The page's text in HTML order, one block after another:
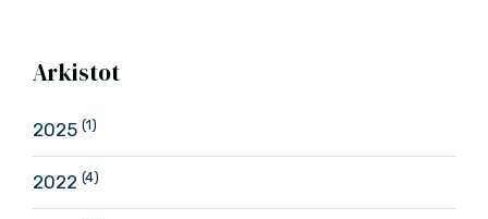
Arkistot
2025 (1)
2022 (4)